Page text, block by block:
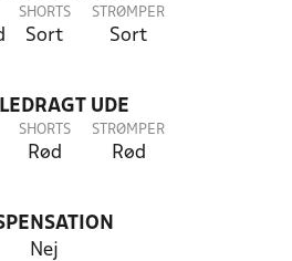
SHORTS
Sort
STRØMPER
Sort
UDE
SHORTS
Rød
STRØMPER
Rød
Nej